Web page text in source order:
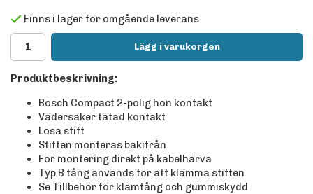
Finns i lager för omgående leverans
Lägg i varukorgen
Produktbeskrivning:
Bosch Compact 2-polig hon kontakt
Vädersäker tätad kontakt
Lösa stift
Stiften monteras bakifrån
För montering direkt på kabelhärva
Typ B tång används för att klämma stiften
Se Tillbehör för klämtång och gummiskydd